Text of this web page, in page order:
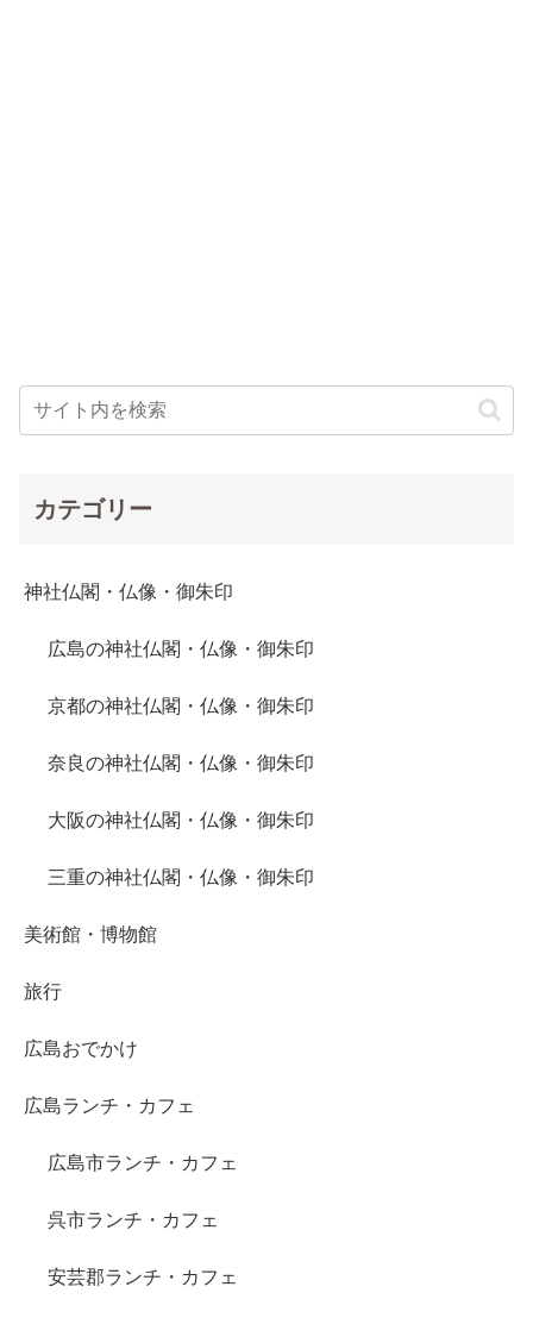
カテゴリー
神社仏閣・仏像・御朱印
広島の神社仏閣・仏像・御朱印
京都の神社仏閣・仏像・御朱印
奈良の神社仏閣・仏像・御朱印
大阪の神社仏閣・仏像・御朱印
三重の神社仏閣・仏像・御朱印
美術館・博物館
旅行
広島おでかけ
広島ランチ・カフェ
広島市ランチ・カフェ
呉市ランチ・カフェ
安芸郡ランチ・カフェ